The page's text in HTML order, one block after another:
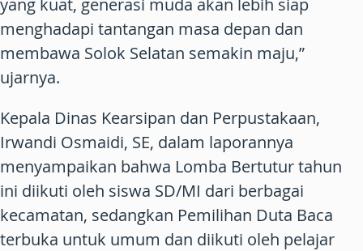
menghadapi tantangan masa depan dan
membawa Solok Selatan semakin maju,”
ujarnya.
Kepala Dinas Kearsipan dan Perpustakaan,
Irwandi Osmaidi, SE, dalam laporannya
menyampaikan bahwa Lomba Bertutur tahun
ini diikuti oleh siswa SD/MI dari berbagai
kecamatan, sedangkan Pemilihan Duta Baca
terbuka untuk umum dan diikuti oleh pelajar